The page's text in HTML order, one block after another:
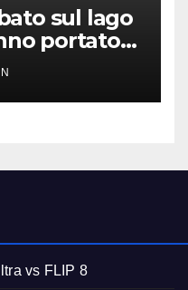
sul lago
portato
vs FLIP 8